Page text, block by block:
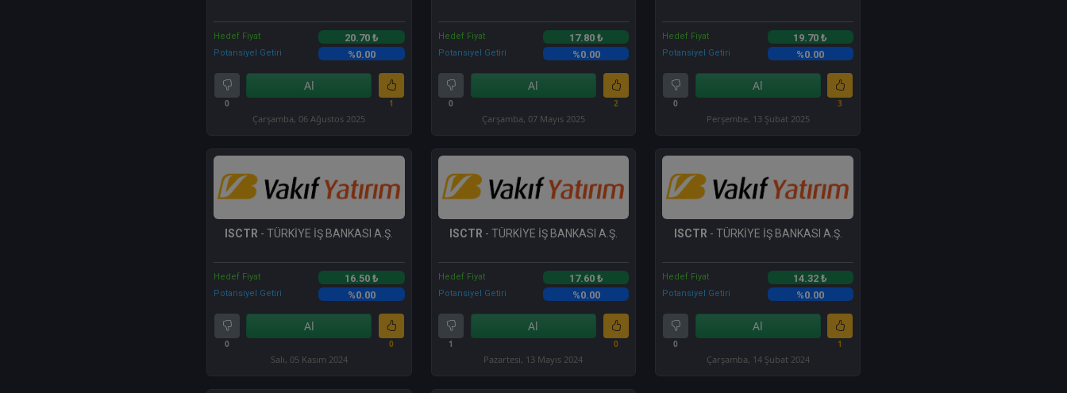
Hedef Fiyat 20.70 ₺
Potansiyel Getiri %0.00
0
Al
1
Çarşamba, 06 Ağustos 2025
Hedef Fiyat 17.80 ₺
Potansiyel Getiri %0.00
0
Al
2
Çarşamba, 07 Mayıs 2025
Hedef Fiyat 19.70 ₺
Potansiyel Getiri %0.00
0
Al
3
Perşembe, 13 Şubat 2025
ISCTR - TÜRKİYE İŞ BANKASI A.Ş.
Hedef Fiyat 16.50 ₺
Potansiyel Getiri %0.00
0
Al
0
Salı, 05 Kasım 2024
ISCTR - TÜRKİYE İŞ BANKASI A.Ş.
Hedef Fiyat 17.60 ₺
Potansiyel Getiri %0.00
1
Al
0
Pazartesi, 13 Mayıs 2024
ISCTR - TÜRKİYE İŞ BANKASI A.Ş.
Hedef Fiyat 14.32 ₺
Potansiyel Getiri %0.00
0
Al
1
Çarşamba, 14 Şubat 2024